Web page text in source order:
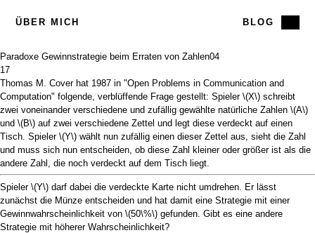
ÜBER MICH BLOG
Paradoxe Gewinnstrategie beim Erraten von Zahlen04
17
Thomas M. Cover hat 1987 in "Open Problems in Communication and
Computation" folgende, verblüffende Frage gestellt: Spieler \(X\) schreibt
zwei voneinander verschiedene und zufällig gewählte natürliche Zahlen \(A\)
und \(B\) auf zwei verschiedene Zettel und legt diese verdeckt auf einen
Tisch. Spieler \(Y\) wählt nun zufällig einen dieser Zettel aus, sieht die Zahl
und muss sich nun entscheiden, ob diese Zahl kleiner oder größer ist als die
andere Zahl, die noch verdeckt auf dem Tisch liegt.
Spieler \(Y\) darf dabei die verdeckte Karte nicht umdrehen. Er lässt
zunächst die Münze entscheiden und hat damit eine Strategie mit einer
Gewinnwahrscheinlichkeit von \(50\%\) gefunden. Gibt es eine andere
Strategie mit höherer Wahrscheinlichkeit?